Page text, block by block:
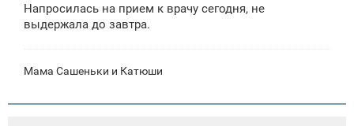
Напросилась на прием к врачу сегодня, не
выдержала до завтра.
Мама Сашеньки и Катюши